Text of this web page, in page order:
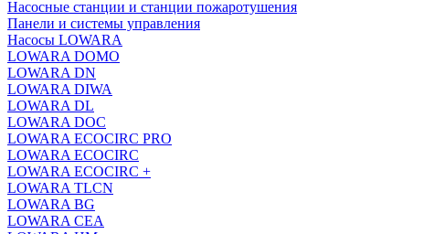
Насосные станции и станции пожаротушения
Панели и системы управления
Насосы LOWARA
LOWARA DOMO
LOWARA DN
LOWARA DIWA
LOWARA DL
LOWARA DOC
LOWARA ECOCIRC PRO
LOWARA ECOCIRC
LOWARA ECOCIRC +
LOWARA TLCN
LOWARA BG
LOWARA CEA